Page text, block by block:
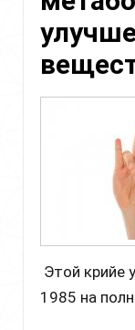
Этой крийе
1985 на